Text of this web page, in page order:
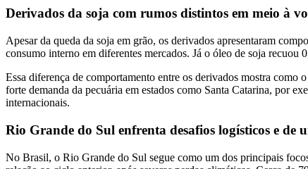
Derivados da soja com rumos distintos em meio à
Apesar da queda da soja em grão, os derivados apresentaram
consumo interno em diferentes mercados. Já o óleo de soja
Essa diferença de comportamento entre os derivados mostra como
forte demanda da pecuária em estados como Santa Catarina, por
internacionais.
Rio Grande do Sul enfrenta desafios logísticos e de
No Brasil, o Rio Grande do Sul segue como um dos principais